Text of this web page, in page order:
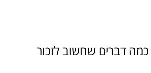
דברים שחשוב לזכור